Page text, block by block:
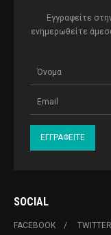
Εγγραφείτε
ενημερωθείτε
SOCIAL
FACEBOOK TWITTER